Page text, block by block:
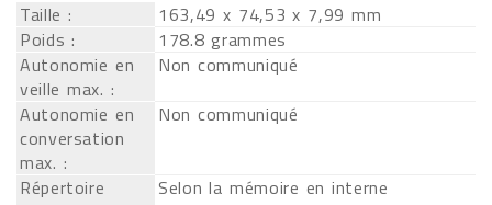
Taille :
163,49 x 74,53 x 7,99 mm
Poids :
178.8 grammes
Autonomie en
veille max. :
Non communiqué
Autonomie en
conversation
max. :
Non communiqué
Répertoire
Selon la mémoire en interne